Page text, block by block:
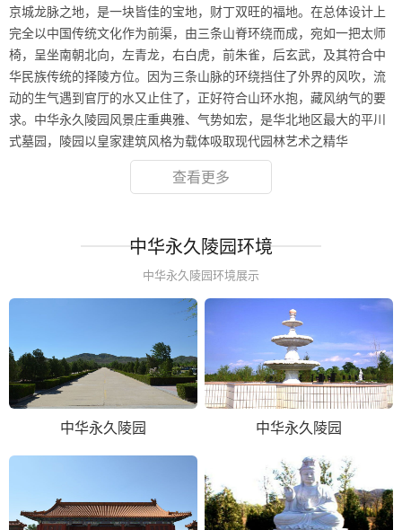
京城龙脉之地，是一块皆佳的宝地，财丁双旺的福地。在总体设计上
完全以中国传统文化作为前渠，由三条山脊环绕而成，宛如一把太师
椅，呈坐南朝北向，左青龙，右白虎，前朱雀，后玄武，及其符合中
华民族传统的择陵方位。因为三条山脉的环绕挡住了外界的风吹，流
动的生气遇到官厅的水又止住了，正好符合山环水抱，藏风纳气的要
求。中华永久陵园风景庄重典雅、气势如宏，是华北地区最大的平川
式墓园，陵园以皇家建筑风格为载体吸取现代园林艺术之精华
查看更多
中华永久陵园环境
中华永久陵园环境展示
中华永久陵园 中华永久陵园